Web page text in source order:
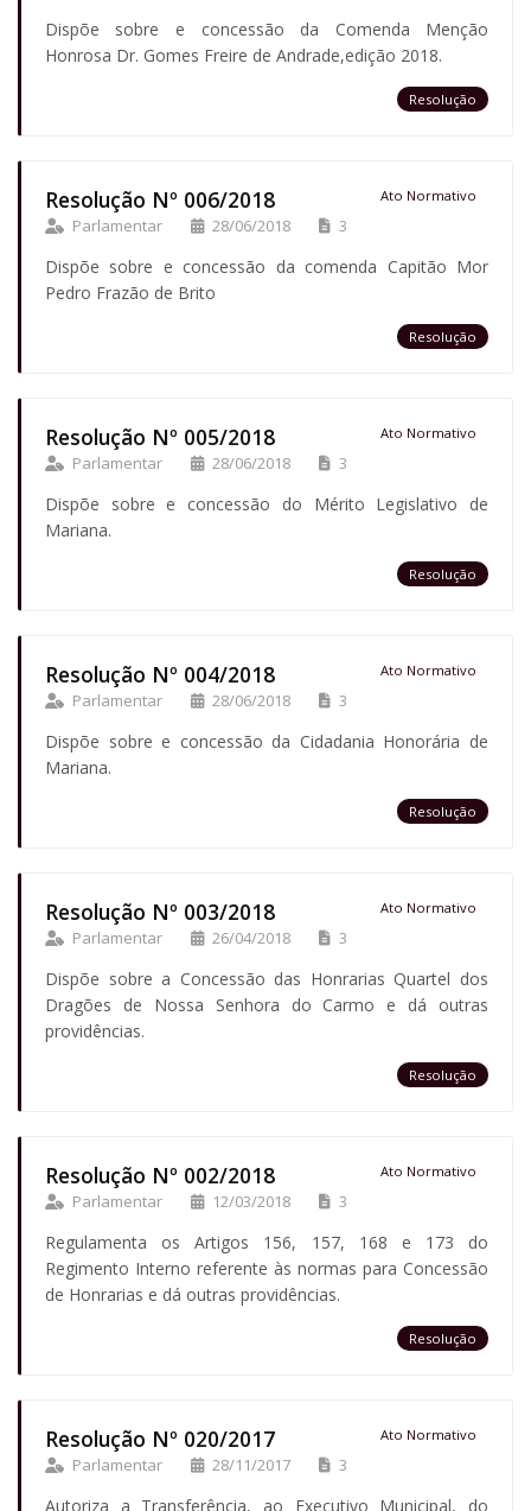
Dispõe sobre e concessão da Comenda Menção
Honrosa Dr. Gomes Freire de Andrade,edição 2018.
Resolução
Resolução Nº 006/2018 Ato Normativo
Parlamentar 28/06/2018 3
Dispõe sobre e concessão da comenda Capitão Mor
Pedro Frazão de Brito
Resolução
Resolução Nº 005/2018 Ato Normativo
Parlamentar 28/06/2018 3
Dispõe sobre e concessão do Mérito Legislativo de
Mariana.
Resolução
Resolução Nº 004/2018 Ato Normativo
Parlamentar 28/06/2018 3
Dispõe sobre e concessão da Cidadania Honorária de
Mariana.
Resolução
Resolução Nº 003/2018 Ato Normativo
Parlamentar 26/04/2018 3
Dispõe sobre a Concessão das Honrarias Quartel dos
Dragões de Nossa Senhora do Carmo e dá outras
providências.
Resolução
Resolução Nº 002/2018 Ato Normativo
Parlamentar 12/03/2018 3
Regulamenta os Artigos 156, 157, 168 e 173 do
Regimento Interno referente às normas para Concessão
de Honrarias e dá outras providências.
Resolução
Resolução Nº 020/2017 Ato Normativo
Parlamentar 28/11/2017 3
Autoriza a Transferência, ao Executivo Municipal, do